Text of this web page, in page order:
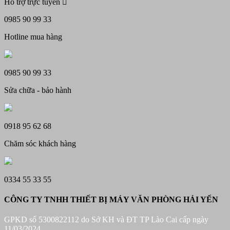
0985 90 99 33
Hotline mua hàng
0985 90 99 33
Sửa chữa - bảo hành
0918 95 62 68
Chăm sóc khách hàng
0334 55 33 55
CÔNG TY TNHH THIẾT BỊ MÁY VĂN PHÒNG HẢI YẾN
GPKD số 5300822112 do Sở KH và ĐT TP Lào Cai cấp ngày